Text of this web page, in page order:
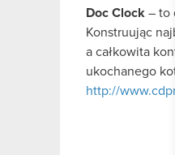
Doc Clock – to
Konstruując
a całkowita
ukochanego
http://